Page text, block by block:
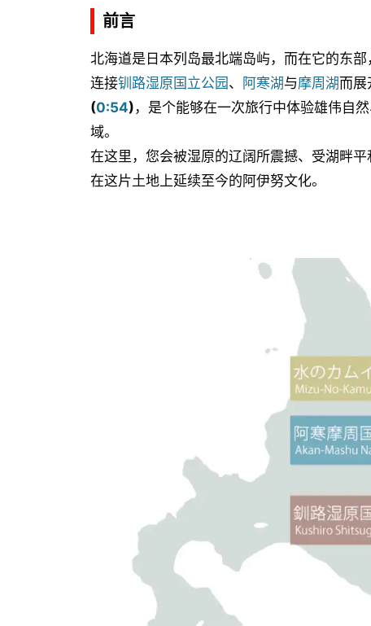
阿寒湖区域：湖之恩惠与阿伊努饮食文化
弟子屈・摩周区域：内陆恩惠与温泉地特有的
四季如何玩？水之卡姆伊观光圈的季节魅力
春至夏（5月至8月）：绿色与蓝色的季节，也
秋季（9月至10月）：红叶与澄澈空气，适合
前往水之卡姆伊观光圈的交通方式：自驾・公共
水之卡姆伊观光圈推荐行程：两天一晚、三天两
结语｜在道东遇见水之卡姆伊的旅程
前言
北海道是日本列岛最北端岛屿，而在它的东
连接钏路湿原国立公园 、 阿寒湖与摩周湖而展
(0:54) ，是个能够在一次旅行中体验雄伟自
域。
在这里，您会被湿原的辽阔所震撼、受湖畔
在这片土地上延续至今的阿伊努文化。